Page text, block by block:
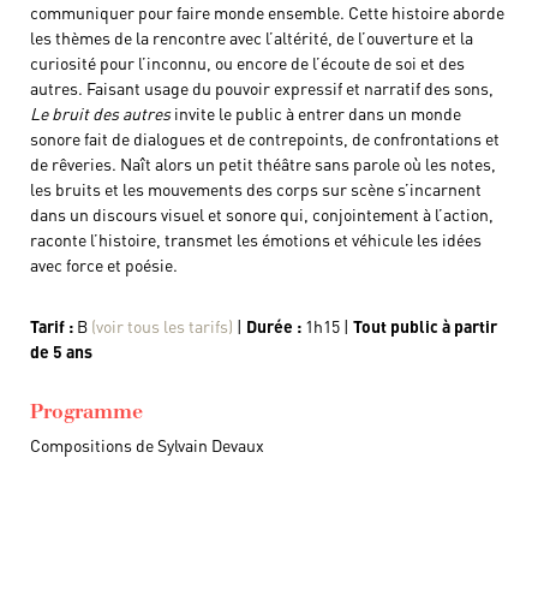
communiquer pour faire monde ensemble. Cette histoire aborde
les thèmes de la rencontre avec l’altérité, de l’ouverture et la
curiosité pour l’inconnu, ou encore de l’écoute de soi et des
autres. Faisant usage du pouvoir expressif et narratif des sons,
Le bruit des autresinvite le public à entrer dans un monde
sonore fait de dialogues et de contrepoints, de confrontations et
de rêveries. Naît alors un petit théâtre sans parole où les notes,
les bruits et les mouvements des corps sur scène s’incarnent
dans un discours visuel et sonore qui, conjointement à l’action,
raconte l’histoire, transmet les émotions et véhicule les idées
avec force et poésie.
Tarif : B (voir tous les tarifs) | Durée : 1h15 | Tout public à partir
de 5 ans
Programme
Compositions de Sylvain Devaux